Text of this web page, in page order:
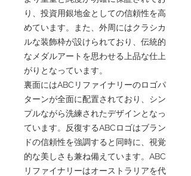
り、投資用銀地金としての信頼性を高
めています。また、外周にはクラシカ
ルな装飾枠が設けられており、伝統的
なメダルアートを思わせる上品な仕上
がりとなっています。
裏面にはABCリファイナリーのロゴパ
ターンが全面に配置されており、シン
プルながら洗練されたデザインとなっ
ています。反復するABCロゴはブラン
ドの信頼性を強調すると同時に、視覚
的な美しさも兼ね備えています。ABC
リファイナリーはオーストラリアを代